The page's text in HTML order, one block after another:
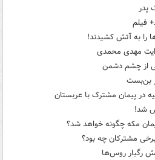
پدر
فیلم
را به آتش کشیدند!
مهدی محمدی
از چشم دشمن
در پیمان مشترک با عربستان
شد!
مکه چگونه خواهد شد؟
مشترکان چه بود؟
رگبار روس‌ها